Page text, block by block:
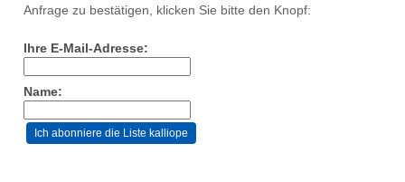
Anfrage zu bestätigen, klicken Sie bitte den Knopf:
Ihre E-Mail-Adresse:
Name: